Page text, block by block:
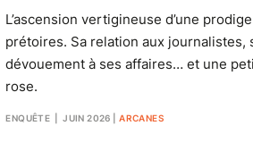
L’ascension vertigineuse d’une
prétoires. Sa relation aux journalistes,
dévouement à ses affaires… et une
rose.
ENQUÊTE | JUIN 2026 |ARCANES